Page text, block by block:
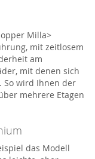
Milla>
mit zeitlosem
am
mit denen sich
So wird Ihnen der
mehrere Etagen
das Modell